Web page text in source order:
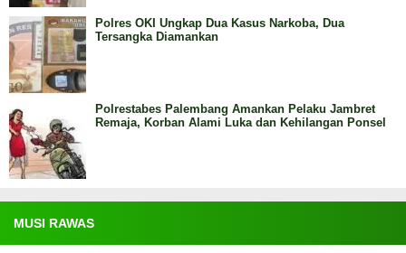
Polres OKI Ungkap Dua Kasus Narkoba, Dua
Tersangka Diamankan
Polrestabes Palembang Amankan Pelaku Jambret
Remaja, Korban Alami Luka dan Kehilangan Ponsel
MUSI RAWAS